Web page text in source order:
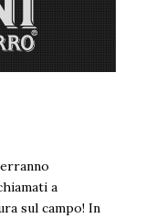
a
sul campo! In